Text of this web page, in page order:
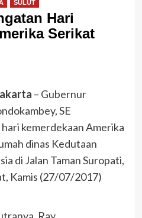
SULUT
Hari
Serikat
– Gubernur
SE
kemerdekaan Amerika
dinas Kedutaan
di Jalan Taman Suropati,
Kamis (27/07/2017)